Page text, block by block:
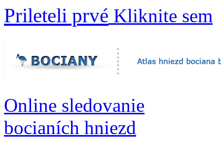
Prileteli prvé Kliknite sem
Online sledovanie
bocianích hniezd